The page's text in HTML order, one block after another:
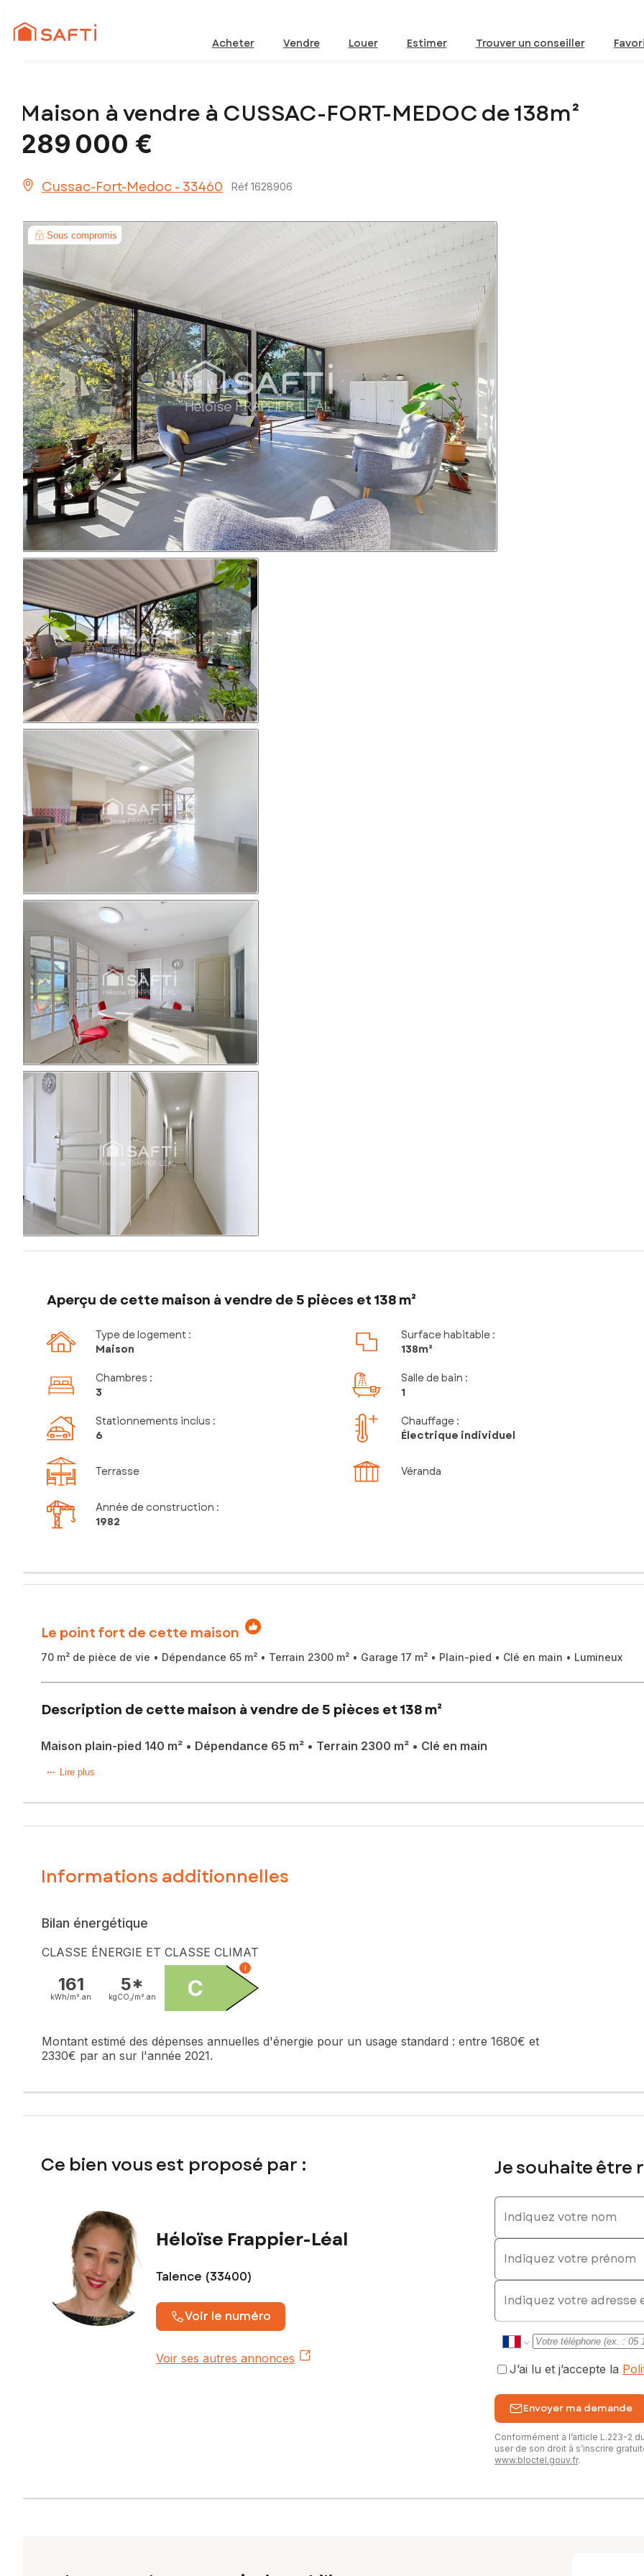
Acheter Vendre Louer Estimer Trouver un conseiller
Maison à vendre à CUSSAC-FORT-MEDOC de 138m²
289 000 €
Cussac-Fort-Medoc - 33460 Réf 1628906
Sous compromis
Aperçu de cette maison à vendre de 5 pièces et 138 m²
Type de logement :
Maison
Surface habitable :
138m²
Chambres :
3
Salle de bain :
1
Stationnements inclus :
6
Chauffage :
Électrique individuel
Terrasse Véranda
Année de construction :
1982
Le point fort de cette maison
70 m² de pièce de vie • Dépendance 65 m² • Terrain 2300 m² • Garage 17 m² • Plain-pied • Clé en main • Lumineux
Description de cette maison à vendre de 5 pièces et 138 m²
Maison plain-pied 140 m² • Dépendance 65 m² • Terrain 2300 m² • Clé en main
SOUS OFFRE !! CUSSAC-FORT-MÉDOC – À 40 min de Bordeaux
Maison de plain-pied d’env. 140 m², sur terrain arboré de 2 300 m².
3 chambres, salle de bain (baignoire + douche), WC séparés, buanderie.
Garage attenant de 17 m².
Environnement calme, proche écoles, commerces et services.
Les informations sur les risques auxquels ce bien est exposé sont disponibles sur le site Géorisques : www.georisques.gouv.fr
Honoraires charge vendeur
Lire plus
Informations additionnelles
Bilan énergétique
CLASSE ÉNERGIE ET CLASSE CLIMAT
161
kWh/m². an
5*
kgCO₂/m². an C
i
Montant estimé des dépenses annuelles d'énergie pour un usage standard : entre 1680€ et
2330€ par an sur l'année 2021.
Ce bien vous est proposé par :
Héloïse Frappier-Léal
Talence (33400)
Voir le numéro
Voir ses autres annonces
Je souhaite être
Indiquez votre nom
Indiquez votre prénom
E-mail
J’ai lu et j’accepte la
Envoyer ma demande
Conformément à l’article L.223-2
user de son droit à s’inscrire
www.bloctel.gouv.fr.